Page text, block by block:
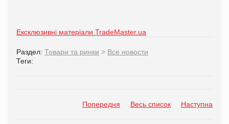
Ексклюзивні матеріали TradeMaster.ua
Раздел: Товари та ринки > Все новости
Теги:
Попередня Весь список Наступна